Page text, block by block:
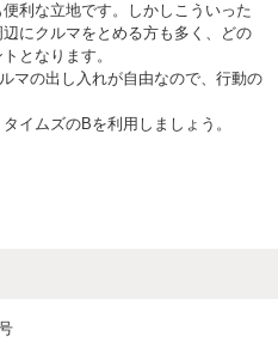
利な立地です。しかしこういった
にクルマをとめる方も多く、どの
となります。
マの出し入れが自由なので、行動の
イムズのBを利用しましょう。